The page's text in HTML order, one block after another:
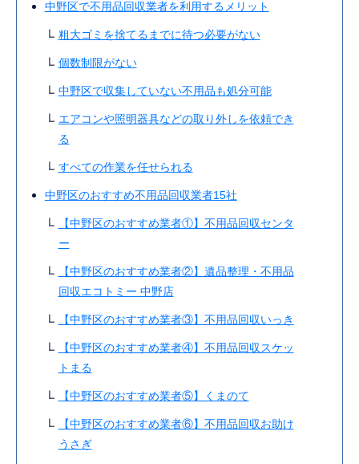
中野区で不用品回収業者を利用するメリット
粗大ゴミを捨てるまでに待つ必要がない
個数制限がない
中野区で収集していない不用品も処分可能
エアコンや照明器具などの取り外しを依頼でき
る
すべての作業を任せられる
中野区のおすすめ不用品回収業者15社
【中野区のおすすめ業者①】不用品回収センタ
ー
【中野区のおすすめ業者②】遺品整理・不用品
回収エコトミー 中野店
【中野区のおすすめ業者③】不用品回収いっき
【中野区のおすすめ業者④】不用品回収スケッ
トまる
【中野区のおすすめ業者⑤】くまのて
【中野区のおすすめ業者⑥】不用品回収お助け
うさぎ